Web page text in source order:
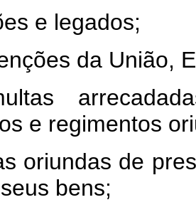
e legados;
da União,
e regimentos
oriundas de
bens;